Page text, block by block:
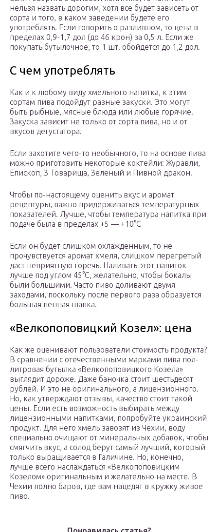
нельзя назвать дорогим, хотя все будет зависеть от
сорта и того, в каком заведении будете его
употреблять. Если говорить о разливном, то цена в
пределах 0,9-1,7 дол (до 46 крон) за 0,5 л. Если же
покупать бутылочное, то 1 шт. обойдется до 1,2 дол.
С чем употреблять
Как и к любому виду хмельного напитка, к этим
сортам пива подойдут разные закуски. Это могут
быть рыбные, мясные блюда или любые горячие.
Закуска зависит не только от сорта пива, но и от
вкусов дегустатора.
Если захотите чего-то необычного, то на основе пива
можно приготовить некоторые коктейли: Журавли,
Епископ, 3 Товарища, Зеленый и Пивной дракон.
Чтобы по-настоящему оценить вкус и аромат
рецептуры, важно придерживаться температурных
показателей. Лучше, чтобы температура напитка при
подаче была в пределах +5 — +10°С
Если он будет слишком охлажденным, то не
прочувствуется аромат хмеля, слишком перегретый
даст неприятную горечь. Наливать этот напиток
лучше под углом 45°С, желательно, чтобы бокалы
были большими. Часто пиво доливают двумя
заходами, поскольку после первого раза образуется
большая пенная шапка.
«Велкопоповицкий Козел»: цена
Как же оценивают пользователи стоимость продукта?
В сравнении с отечественными марками пива пол-
литровая бутылка «Велкопоповицкого Козела»
выглядит дороже. Даже баночка стоит шестьдесят
рублей. И это не оригинального, а лицензионного.
Но, как утверждают отзывы, качество стоит такой
цены. Если есть возможность выбирать между
лицензионными напитками, попробуйте украинский
продукт. Для него хмель завозят из Чехии, воду
специально очищают от минеральных добавок, чтобы
смягчить вкус, а солод берут самый лучший, который
только выращивается в Галичине. Но, конечно,
лучше всего наслаждаться «Велкопоповицким
Козелом» оригинальным и желательно на месте. В
Чехии полно баров, где вам нацедят в кружку живое
пиво.